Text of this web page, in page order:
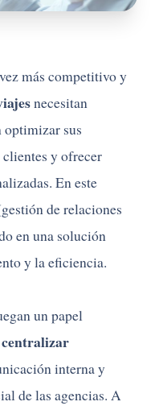
más competitivo y
necesitan
optimizar sus
clientes y ofrecer
En este
de relaciones
en una solución
y la eficiencia.
un papel
centralizar
interna y
de las agencias. A